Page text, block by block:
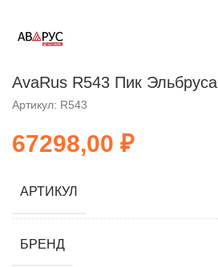
AvaRus R543 Пик Эльбруса
Артикул: R543
₽
АРТИКУЛ
БРЕНД